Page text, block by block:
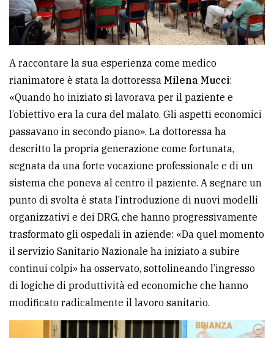
A raccontare la sua esperienza come medico
rianimatore è stata la dottoressa Milena Mucci:
«Quando ho iniziato si lavorava per il paziente e
l’obiettivo era la cura del malato. Gli aspetti economici
passavano in secondo piano». La dottoressa ha
descritto la propria generazione come fortunata,
segnata da una forte vocazione professionale e di un
sistema che poneva al centro il paziente. A segnare un
punto di svolta è stata l’introduzione di nuovi modelli
organizzativi e dei DRG, che hanno progressivamente
trasformato gli ospedali in aziende: «Da quel momento
il servizio Sanitario Nazionale ha iniziato a subire
continui colpi» ha osservato, sottolineando l’ingresso
di logiche di produttività ed economiche che hanno
modificato radicalmente il lavoro sanitario.